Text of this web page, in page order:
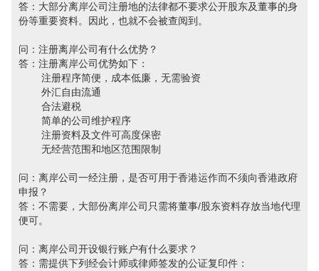
答：大部分离岸公司注册地的法律都不要求公开股东及董事的身
份等重要资料。因此，也就不会被查阅到。
问：注册离岸公司有什么优势？
答：注册离岸公司优势如下：
注册程序简便，成本低廉，无需验资
外汇自由流通
合法避税
简单的公司维护程序
注册资料及文件可高度保密
无经营范围和地区范围限制
问：离岸公司一经注册，是否可用于香港运作而不须向香港政府
申报？
答：不需要，大部份离岸公司只需将董事/股东资料存放当地代理
便可。
问：离岸公司开设银行账户有什么要求？
答：需提供下列经会计师或律师签发的公证复印件：